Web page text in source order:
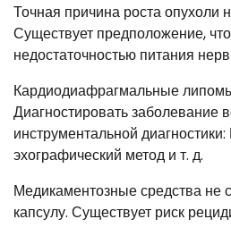
Точная причина роста опухоли
Существует предположение,
недостаточностью питания
Кардиодиафрагмальные
Диагностировать
инструментальной
эхографический метод и т. д.
Медикаментозные средства не
капсулу. Существует риск